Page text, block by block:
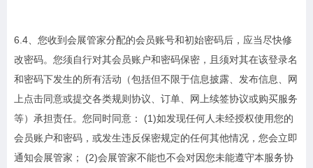
6.4、您收到会展管家分配的会员账号和初始密码后，应当尽快修
改密码。您须自行对其会员账户和密码保密，且须对其在该登录名
和密码下发生的所有活动（包括但不限于信息披露、发布信息、网
上点击同意或提交各类规则协议、订单、网上续签协议或购买服务
等）承担责任。您同时同意： (1)如发现任何人未经授权使用您的
会员账户和密码，或发生违反保密规定的任何其他情况，您会立即
通知会展管家； (2)会展管家不能也不会对因您未能遵守本服务协